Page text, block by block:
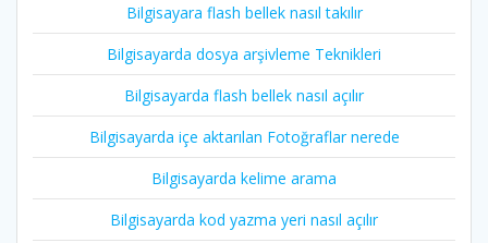
Bilgisayara flash bellek nasıl takılır
Bilgisayarda dosya arşivleme Teknikleri
Bilgisayarda flash bellek nasıl açılır
Bilgisayarda içe aktarılan Fotoğraflar nerede
Bilgisayarda kelime arama
Bilgisayarda kod yazma yeri nasıl açılır